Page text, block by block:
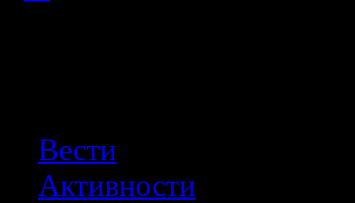
Вести
Активности